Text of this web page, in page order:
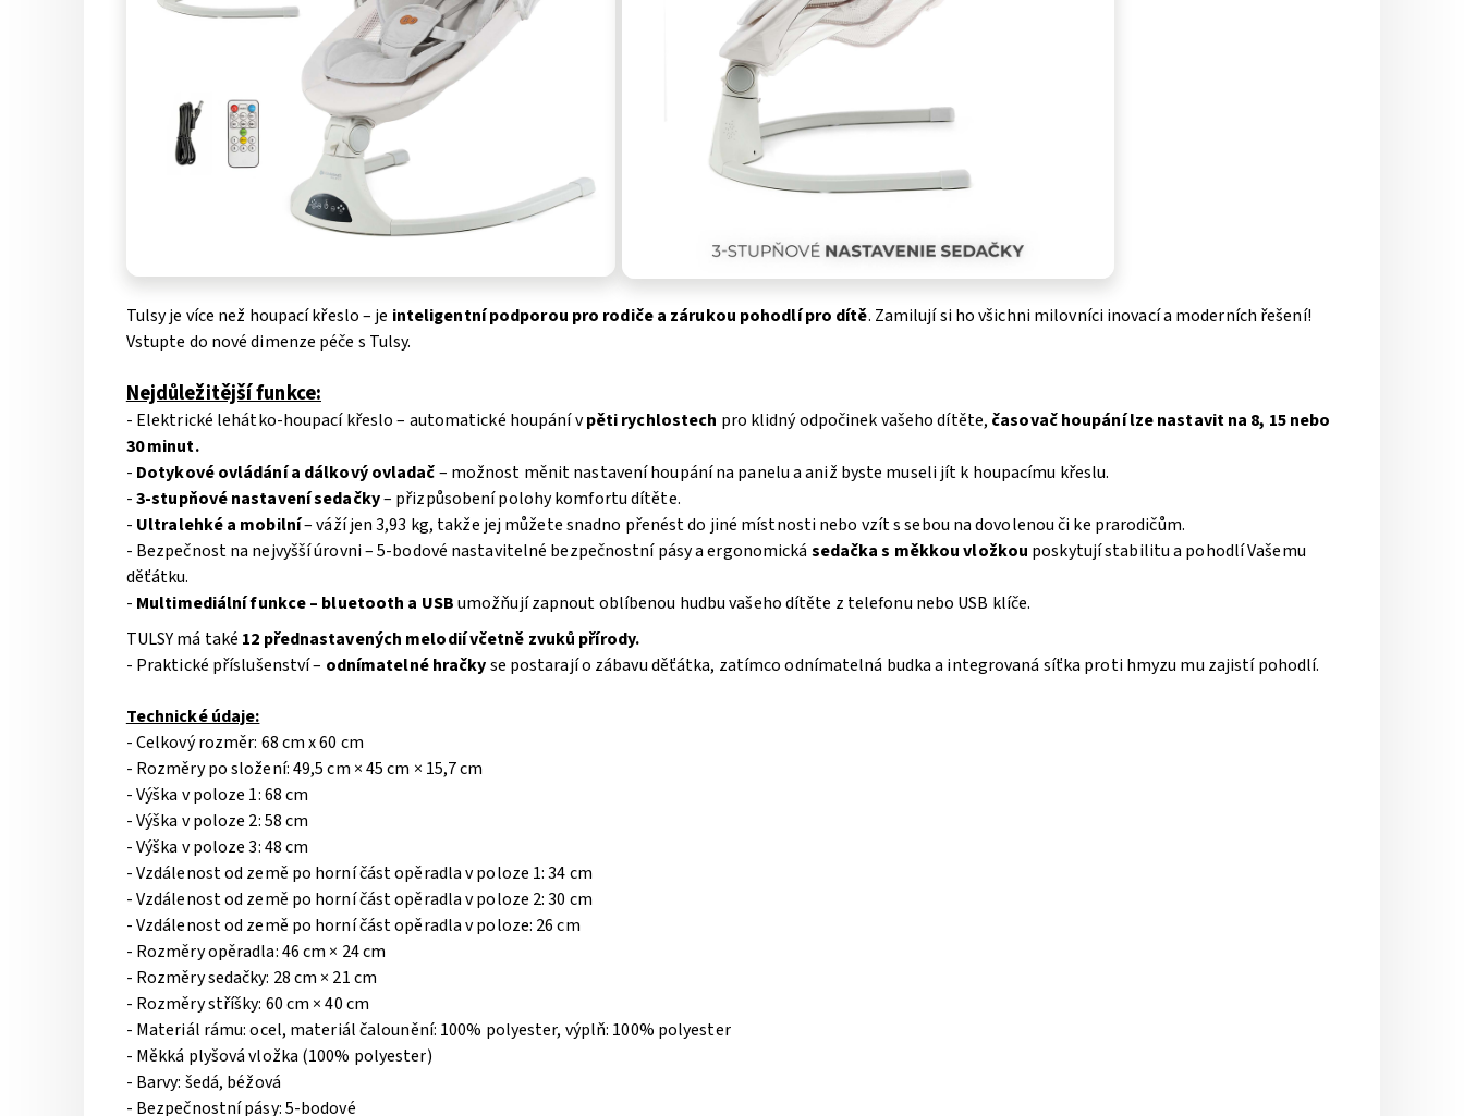
Tulsy je více než houpací křeslo – je inteligentní podporou pro rodiče a zárukou pohodlí pro dítě. Zamilují si ho všichni milovníci inovací a moderních řešení!
Vstupte do nové dimenze péče s Tulsy.
Nejdůležitější funkce:
- Elektrické lehátko-houpací křeslo – automatické houpání vpěti rychlostech pro klidný odpočinek vašeho dítěte, časovač houpání lze nastavit na 8, 15 nebo
30 minut.
- Dotykové ovládání a dálkový ovladač– možnost měnit nastavení houpání na panelu a aniž byste museli jít k houpacímu křeslu.
-3-stupňové nastavení sedačky– přizpůsobení polohy komfortu dítěte.
- Ultralehké a mobilní– váží jen 3,93 kg, takže jej můžete snadno přenést do jiné místnosti nebo vzít s sebou na dovolenou či ke prarodičům.
- Bezpečnost na nejvyšší úrovni – 5-bodové nastavitelné bezpečnostní pásy a ergonomická sedačka s měkkou vložkou poskytují stabilitu a pohodlí Vašemu
děťátku.
- Multimediální funkce – bluetooth a USBumožňují zapnout oblíbenou hudbu vašeho dítěte z telefonu nebo USB klíče.
TULSY má také 12 přednastavených melodií včetně zvuků přírody.
- Praktické příslušenství – odnímatelné hračkyse postarají o zábavu děťátka, zatímco odnímatelná budka a integrovaná síťka proti hmyzu mu zajistí pohodlí.
Technické údaje:
- Celkový rozměr: 68 cm x 60 cm
- Rozměry po složení: 49,5 cm × 45 cm × 15,7 cm
- Výška v poloze 1: 68 cm
- Výška v poloze 2: 58 cm
- Výška v poloze 3: 48 cm
- Vzdálenost od země po horní část opěradla v poloze 1: 34 cm
- Vzdálenost od země po horní část opěradla v poloze 2: 30 cm
- Vzdálenost od země po horní část opěradla v poloze: 26 cm
- Rozměry opěradla: 46 cm × 24 cm
- Rozměry sedačky: 28 cm × 21 cm
- Rozměry stříšky: 60 cm × 40 cm
- Materiál rámu: ocel, materiál čalounění: 100% polyester, výplň: 100% polyester
- Měkká plyšová vložka (100% polyester)
- Barvy: šedá, béžová
- Bezpečnostní pásy: 5-bodové